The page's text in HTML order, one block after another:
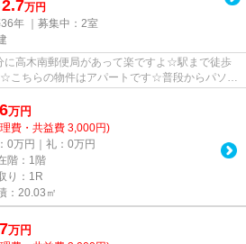
2.7万円
年 ｜募集中： 2室
に高木南郵便局があって楽ですよ☆駅まで徒歩
こちらの物件はアパートです☆普段からパソコ
...
万円
費・共益費 3,000円)
0万円｜礼：0万円
階：1階
り：1R
：20.03㎡
万円